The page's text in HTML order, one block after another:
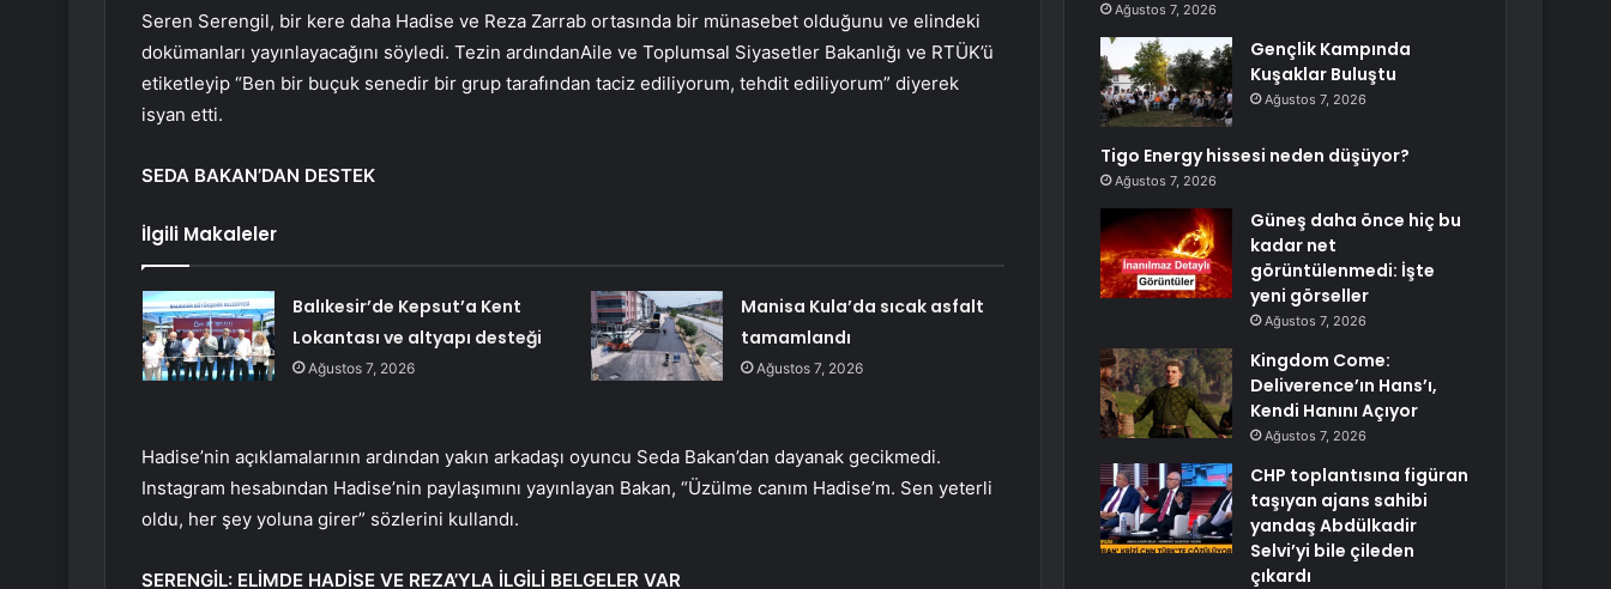
Seren Serengil, bir kere daha Hadise ve Reza Zarrab ortasında bir münasebet olduğunu ve elindeki
dokümanları yayınlayacağını söyledi. Tezin ardındanAile ve Toplumsal Siyasetler Bakanlığı ve RTÜK’ü
etiketleyip “Ben bir buçuk senedir bir grup tarafından taciz ediliyorum, tehdit ediliyorum” diyerek
isyan etti.
SEDA BAKAN’DAN DESTEK
İlgili Makaleler
Balıkesir’de Kepsut’a Kent
Lokantası ve altyapı desteği
Ağustos 7, 2026
Manisa Kula’da sıcak asfalt
tamamlandı
Ağustos 7, 2026
Hadise’nin açıklamalarının ardından yakın arkadaşı oyuncu Seda Bakan’dan dayanak gecikmedi.
Instagram hesabından Hadise’nin paylaşımını yayınlayan Bakan, “Üzülme canım Hadise’m. Sen yeterli
oldu, her şey yoluna girer” sözlerini kullandı.
SERENGİL: ELİMDE HADİSE VE REZA’YLA İLGİLİ BELGELER VAR
Ağustos 7, 2026
Gençlik Kampında
Kuşaklar Buluştu
Ağustos 7, 2026
Tigo Energy hissesi neden düşüyor?
Ağustos 7, 2026
Güneş daha önce hiç bu
kadar net
görüntülenmedi: İşte
yeni görseller
Ağustos 7, 2026
Kingdom Come:
Deliverence’ın Hans’ı,
Kendi Hanını Açıyor
Ağustos 7, 2026
CHP toplantısına figüran
taşıyan ajans sahibi
yandaş Abdülkadir
Selvi’yi bile çileden
çıkardı